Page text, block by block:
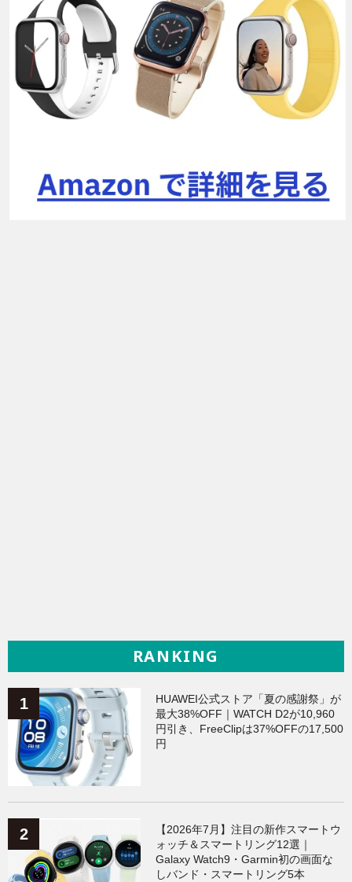
RANKING
HUAWEI公式ストア「夏の感謝祭」が
最大38%OFF｜WATCH D2が10,960
円引き、FreeClipは37%OFFの17,500
円
【2026年7月】注目の新作スマートウ
ォッチ＆スマートリング12選｜
Galaxy Watch9・Garmin初の画面な
しバンド・スマートリング5本